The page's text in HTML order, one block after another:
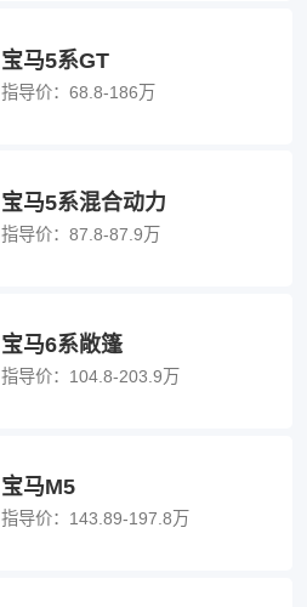
宝马5系GT
指导价： 68.8-186万
宝马5系混合动力
指导价： 87.8-87.9万
宝马6系敞篷
指导价： 104.8-203.9万
宝马M5
指导价： 143.89-197.8万